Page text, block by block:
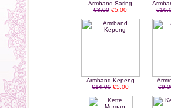
Armband Saring
€8.00 €5.00
Armband Kepeng
€14.00 €5.00